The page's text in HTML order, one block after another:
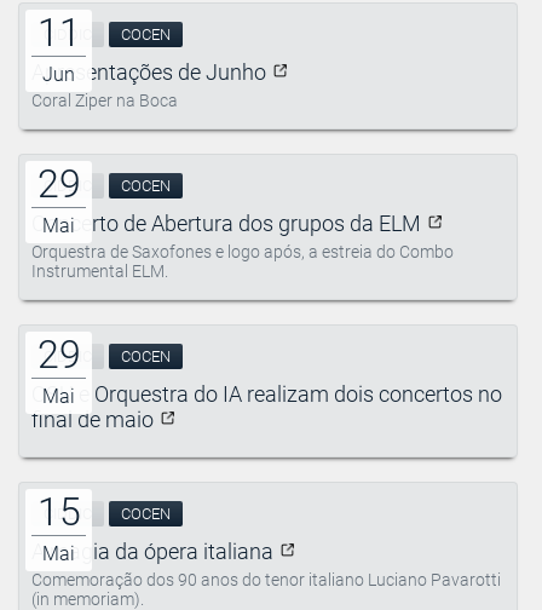
11
Jun
COCEN
Apresentações de Junho
Coral Ziper na Boca
29
Mai
CIDDIC COCEN
Concerto de Abertura dos grupos da ELM
Orquestra de Saxofones e logo após, a estreia do Combo
Instrumental ELM.
29
Mai
CIDDIC COCEN
OSU e Orquestra do IA realizam dois concertos no
final de maio
15
Mai
CIDDIC COCEN
A magia da ópera italiana
Comemoração dos 90 anos do tenor italiano Luciano Pavarotti
(in memoriam).